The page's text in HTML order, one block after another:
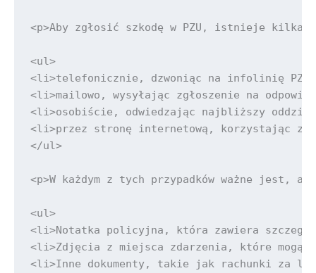
<p>Aby zgłosić szkodę w PZU, istnieje kilka
<ul>
<li>telefonicznie, dzwoniąc na infolinię
<li>mailowo, wysyłając zgłoszenie na
<li>osobiście, odwiedzając najbliższy
<li>przez stronę internetową, korzystając z
</ul>
<p>W każdym z tych przypadków ważne jest,
<ul>
<li>Notatka policyjna, która zawiera
<li>Zdjęcia z miejsca zdarzenia, które mogą
<li>Inne dokumenty, takie jak rachunki za